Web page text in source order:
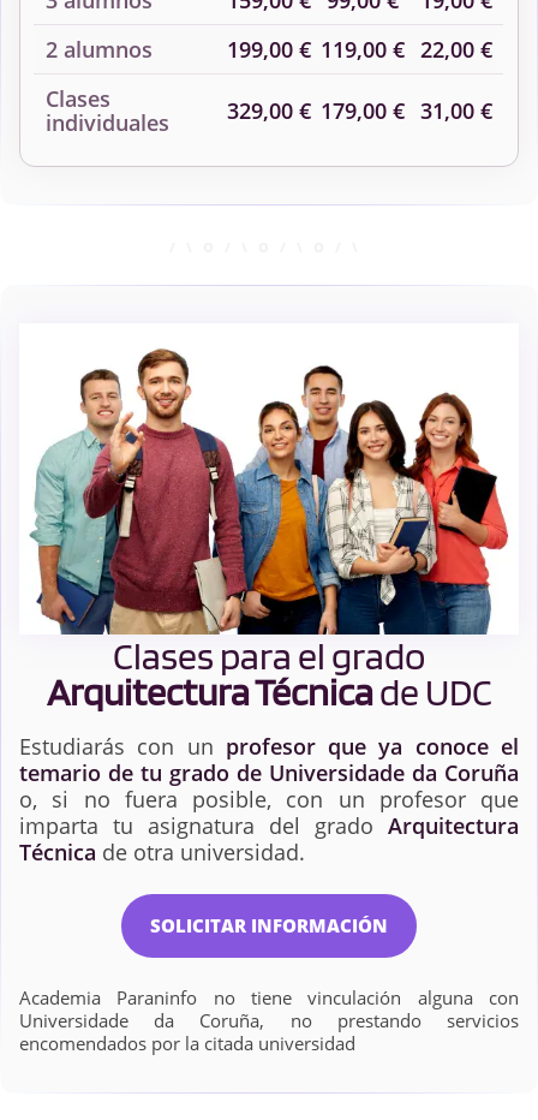
2 alumnos
199,00 € 119,00 € 22,00 €
Clases
individuales
329,00 € 179,00 € 31,00 €
Clases para el grado
Arquitectura Técnicade UDC
Estudiarás con un profesor que ya conoce el
temario de tu grado de Universidade da Coruña
o, si no fuera posible, con un profesor que
imparta tu asignatura del grado Arquitectura
Técnica de otra universidad.
SOLICITAR INFORMACIÓN
Academia Paraninfo no tiene vinculación alguna con
Universidade da Coruña, no prestando servicios
encomendados por la citada universidad